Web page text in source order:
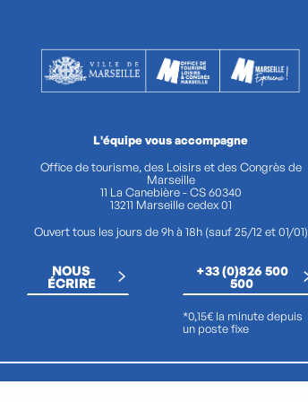
L'équipe vous accompagne
Office de tourisme, des Loisirs et des Congrès de
Marseille
11 La Canebière - CS 60340
13211 Marseille cedex 01
Ouvert tous les jours de 9h à 18h (sauf 25/12 et 01/01)
NOUS
ÉCRIRE
+33 (0)826 500
500
*0,15€ la minute depuis
un poste fixe